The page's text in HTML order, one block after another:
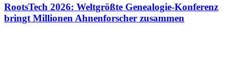
RootsTech 2026: Weltgrößte Genealogie-Konferenz
bringt Millionen Ahnenforscher zusammen